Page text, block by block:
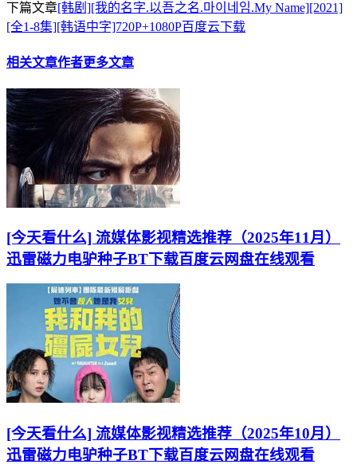
下篇文章[韩剧][我的名字.以吾之名.마이네임.My Name][2021]
[全1-8集][韩语中字]720P+1080P百度云下载
相关文章作者更多文章
[今天看什么] 流媒体影视精选推荐（2025年11月）
迅雷磁力电驴种子BT下载百度云网盘在线观看
[今天看什么] 流媒体影视精选推荐（2025年10月）
迅雷磁力电驴种子BT下载百度云网盘在线观看